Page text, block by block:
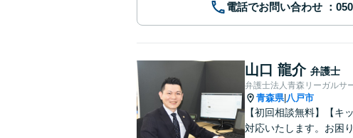
電話でお問い合わせ
山口 龍介 弁護士
弁護士法人青森リーガルサ
青森県| 八戸市
【初回相談無料】【キ
対応いたします。お困